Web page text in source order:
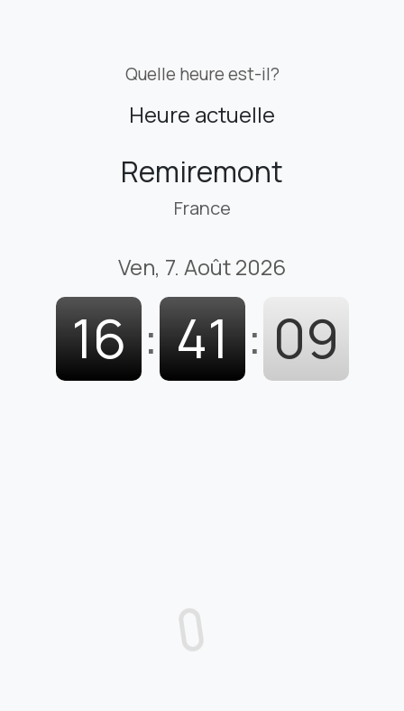
Quelle heure est-il?
Heure actuelle
Remiremont
France
Ven, 7. Août 2026
16 : 41 : 10